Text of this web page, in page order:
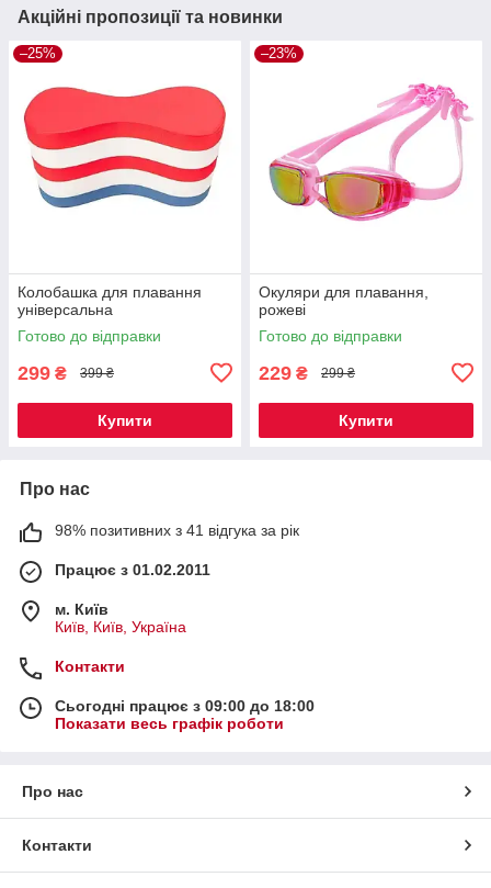
Акційні пропозиції та новинки
–25%
Колобашка для плавання
універсальна
Готово до відправки
299 ₴ 399 ₴
Купити
–23%
Окуляри для плавання,
рожеві
Готово до відправки
229 ₴ 299 ₴
Купити
Про нас
98% позитивних з 41 відгука за рік
Працює з 01.02.2011
м. Київ
Київ, Київ, Україна
Контакти
Сьогодні працює з 09:00 до 18:00
Показати весь графік роботи
Про нас
Контакти